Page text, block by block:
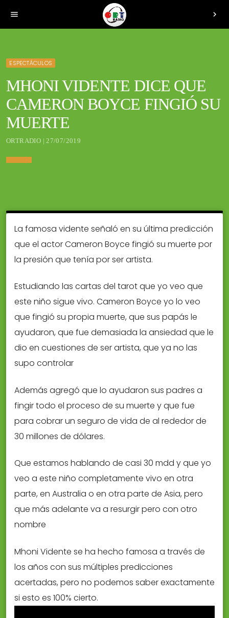
menu chevron_right
ESPECTÁCULOS
MHONI VIDENTE DICE QUE
CAMERON BOYCE FINGIÓ SU
MUERTE
ORTRADIO | 27/07/2019
La famosa vidente señaló en su última predicción
que el actor Cameron Boyce fingió su muerte por
la presión que tenía por ser artista.
Estudiando las cartas del tarot que yo veo que
este niño sigue vivo. Cameron Boyce yo lo veo
que fingió su propia muerte, que sus papás le
ayudaron, que fue demasiada la ansiedad que le
dio en cuestiones de ser artista, que ya no las
supo controlar
Además agregó que lo ayudaron sus padres a
fingir todo el proceso de su muerte y que fue
para cobrar un seguro de vida de al rededor de
30 millones de dólares.
Que estamos hablando de casi 30 mdd y que yo
veo a este niño completamente vivo en otra
parte, en Australia o en otra parte de Asia, pero
que más adelante va a resurgir pero con otro
nombre
Mhoni Vidente se ha hecho famosa a través de
los años con sus múltiples predicciones
acertadas, pero no podemos saber exactamente
si esto es 100% cierto.